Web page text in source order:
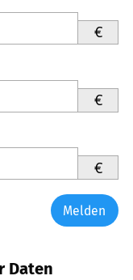
€
€
€
Melden
Daten